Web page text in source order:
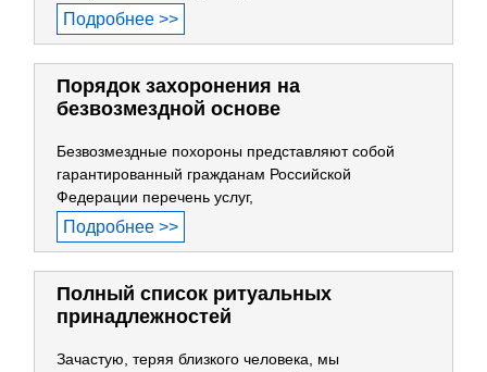
Подробнее >>
Порядок захоронения на
безвозмездной основе
Безвозмездные похороны представляют собой
гарантированный гражданам Российской
Федерации перечень услуг,
Подробнее >>
Полный список ритуальных
принадлежностей
Зачастую, теряя близкого человека, мы